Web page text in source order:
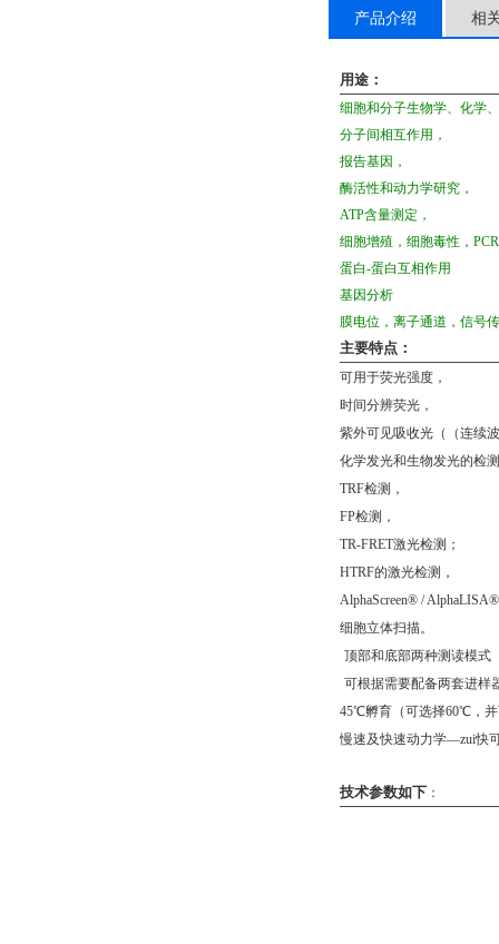
产品介绍 相
用途：
细胞和分子生物学、化学
分子间相互作用，
报告基因，
酶活性和动力学研究，
ATP含量测定，
细胞增殖，细胞毒性， PCR
蛋白-蛋白互相作用
基因分析
膜电位，离子通道，信号
主要特点：
可用于荧光强度，
时间分辨荧光，
紫外可见吸收光 （（连续
化学发光和生物发光的检
TRF检测，
FP检测，
TR-FRET激光检测；
HTRF的激光检测，
AlphaScreen® /
细胞立体扫描。
顶部和底部两种测读模式
可根据需要配备两套进样
45℃孵育 （可选择60℃，并
慢速及快速动力学—zui快
技术参数如下 ：